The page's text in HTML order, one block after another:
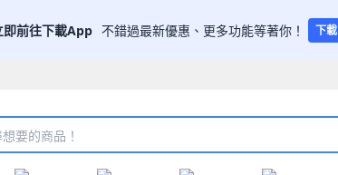
即前往下載App 不錯過最新優惠、更多功能等著你！ 下載